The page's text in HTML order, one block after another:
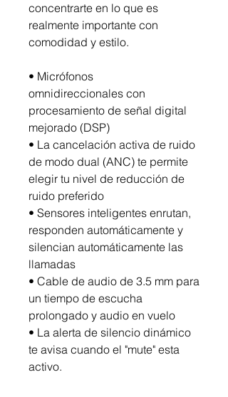
concentrarte en lo que es
realmente importante con
comodidad y estilo.
• Micrófonos
omnidireccionales con
procesamiento de señal digital
mejorado (DSP)
• La cancelación activa de ruido
de modo dual (ANC) te permite
elegir tu nivel de reducción de
ruido preferido
• Sensores inteligentes enrutan,
responden automáticamente y
silencian automáticamente las
llamadas
• Cable de audio de 3.5 mm para
un tiempo de escucha
prolongado y audio en vuelo
• La alerta de silencio dinámico
te avisa cuando el "mute" esta
activo.